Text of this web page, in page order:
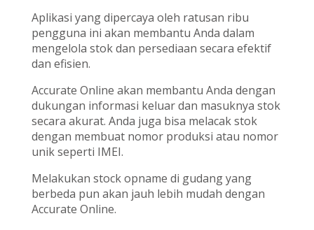
Aplikasi yang dipercaya oleh ratusan ribu
pengguna ini akan membantu Anda dalam
mengelola stok dan persediaan secara efektif
dan efisien.
Accurate Online akan membantu Anda dengan
dukungan informasi keluar dan masuknya stok
secara akurat. Anda juga bisa melacak stok
dengan membuat nomor produksi atau nomor
unik seperti IMEI.
Melakukan stock opname di gudang yang
berbeda pun akan jauh lebih mudah dengan
Accurate Online.